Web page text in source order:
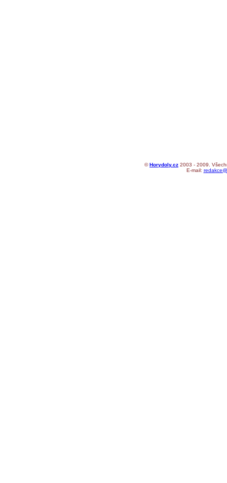
©Horydoly.cz 2003 - 2009.
E-mail: